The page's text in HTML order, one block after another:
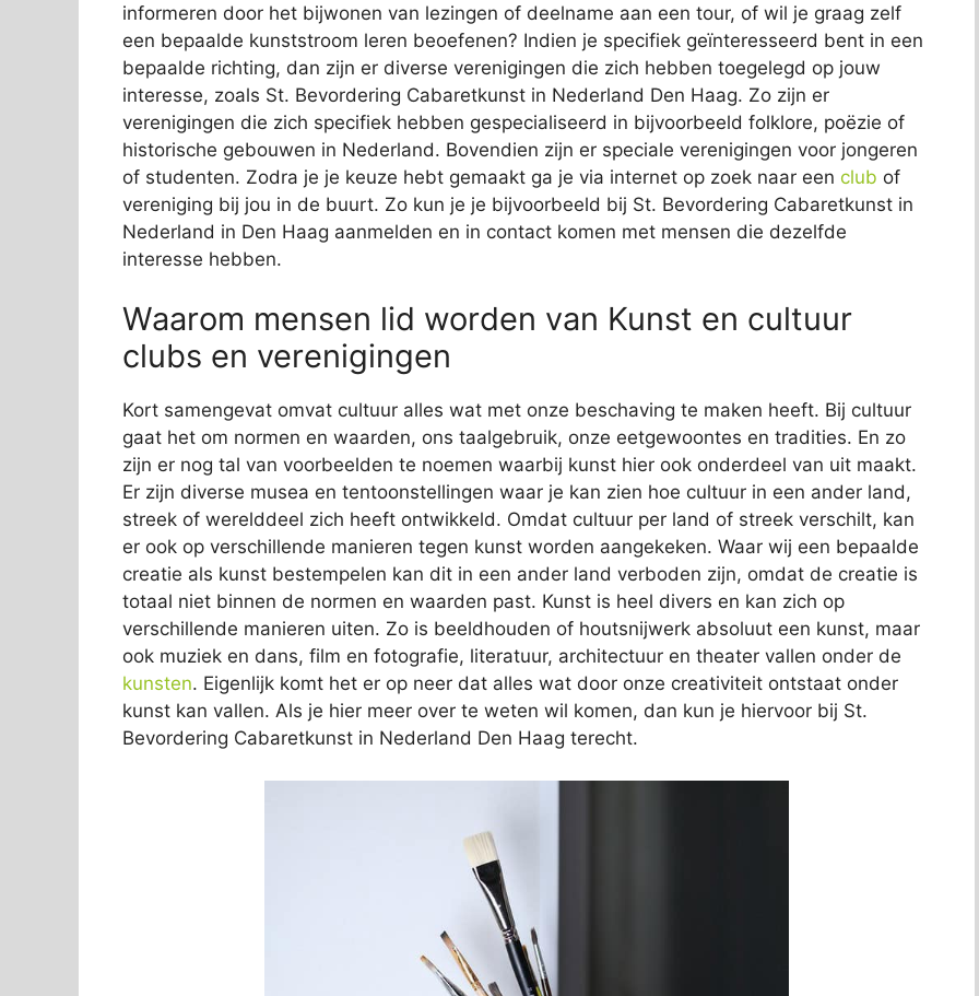
informeren door het bijwonen van lezingen of deelname aan een tour, of wil je graag zelf
een bepaalde kunststroom leren beoefenen? Indien je specifiek geïnteresseerd bent in een
bepaalde richting, dan zijn er diverse verenigingen die zich hebben toegelegd op jouw
interesse, zoals St. Bevordering Cabaretkunst in Nederland Den Haag. Zo zijn er
verenigingen die zich specifiek hebben gespecialiseerd in bijvoorbeeld folklore, poëzie of
historische gebouwen in Nederland. Bovendien zijn er speciale verenigingen voor jongeren
of studenten. Zodra je je keuze hebt gemaakt ga je via internet op zoek naar een club of
vereniging bij jou in de buurt. Zo kun je je bijvoorbeeld bij St. Bevordering Cabaretkunst in
Nederland in Den Haag aanmelden en in contact komen met mensen die dezelfde
interesse hebben.
Waarom mensen lid worden van Kunst en cultuur
clubs en verenigingen
Kort samengevat omvat cultuur alles wat met onze beschaving te maken heeft. Bij cultuur
gaat het om normen en waarden, ons taalgebruik, onze eetgewoontes en tradities. En zo
zijn er nog tal van voorbeelden te noemen waarbij kunst hier ook onderdeel van uit maakt.
Er zijn diverse musea en tentoonstellingen waar je kan zien hoe cultuur in een ander land,
streek of werelddeel zich heeft ontwikkeld. Omdat cultuur per land of streek verschilt, kan
er ook op verschillende manieren tegen kunst worden aangekeken. Waar wij een bepaalde
creatie als kunst bestempelen kan dit in een ander land verboden zijn, omdat de creatie is
totaal niet binnen de normen en waarden past. Kunst is heel divers en kan zich op
verschillende manieren uiten. Zo is beeldhouden of houtsnijwerk absoluut een kunst, maar
ook muziek en dans, film en fotografie, literatuur, architectuur en theater vallen onder de
kunsten. Eigenlijk komt het er op neer dat alles wat door onze creativiteit ontstaat onder
kunst kan vallen. Als je hier meer over te weten wil komen, dan kun je hiervoor bij St.
Bevordering Cabaretkunst in Nederland Den Haag terecht.